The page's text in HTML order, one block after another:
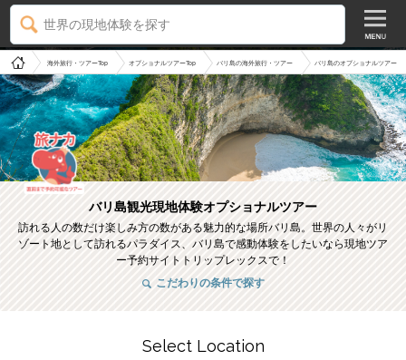
世界の現地体験を探す
海外旅行・ツアーTop オプショナルツアーTop バリ島の海外旅行・ツアー バリ島のオプショナルツアー
バリ島観光現地体験オプショナルツアー
訪れる人の数だけ楽しみ方の数がある魅力的な場所バリ島。世界の人々がリ
ゾート地として訪れるパラダイス、バリ島で感動体験をしたいなら現地ツア
ー予約サイトトリップレックスで！
こだわりの条件で探す
Select Location